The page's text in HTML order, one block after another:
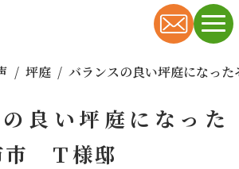
坪庭 バランスの良い坪庭になっ
良い坪庭になった
Ｔ様邸